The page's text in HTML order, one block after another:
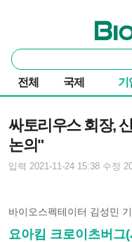
바이오
통
합
검
색
전체 국제 기
싸토리우스 회장,
논의"
입력 2021-11-24 15:38 수정
바이오스펙테이터 김성민
요아킴 크로이츠버